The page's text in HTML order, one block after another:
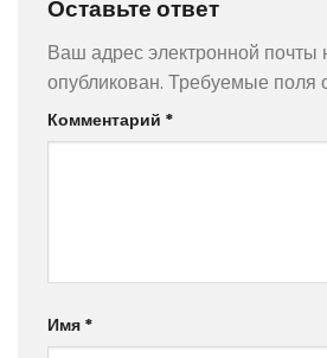
Оставьте ответ
Ваш адрес электронной почты
опубликован. Требуемые поля
Комментарий *
Имя *